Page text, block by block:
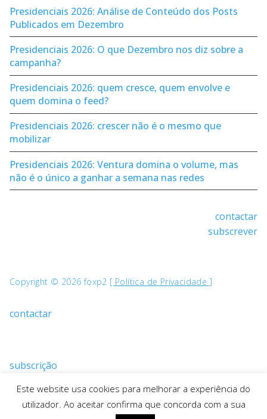
Presidenciais 2026: Análise de Conteúdo dos Posts
Publicados em Dezembro
Presidenciais 2026: O que Dezembro nos diz sobre a
campanha?
Presidenciais 2026: quem cresce, quem envolve e
quem domina o feed?
Presidenciais 2026: crescer não é o mesmo que
mobilizar
Presidenciais 2026: Ventura domina o volume, mas
não é o único a ganhar a semana nas redes
contactar
subscrever
Copyright © 2026 foxp2 [ Política de Privacidade ]
contactar
subscrição
Este website usa cookies para melhorar a experiência do
utilizador. Ao aceitar confirma que concorda com a sua